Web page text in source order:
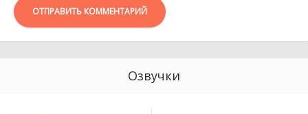
ОТПРАВИТЬ КОММЕНТАРИЙ
Озвучки